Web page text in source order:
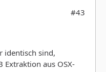
#43
identisch sind,
Extraktion aus OSX-